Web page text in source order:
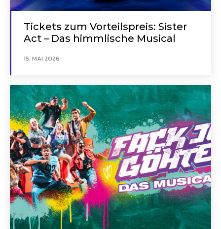
Tickets zum Vorteilspreis: Sister
Act – Das himmlische Musical
15. MAI 2026